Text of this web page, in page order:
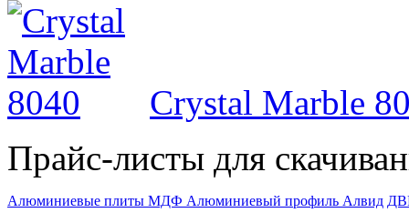
Crystal Marble
Прайс-листы для
Алюминиевые плиты МДФ Алюминиевый профиль Алвид